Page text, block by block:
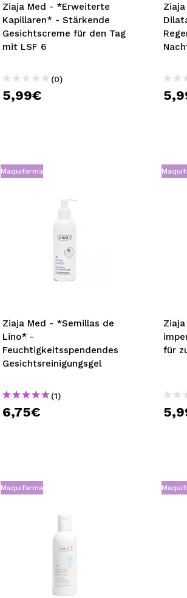
Ziaja Med - *Erweiterte
Kapillaren* - Stärkende
Gesichtscreme für den Tag
mit LSF 6
(0)
5,99€
Maquifarma
Ziaja Med - *Semillas de
Lino* -
Feuchtigkeitsspendendes
Gesichtsreinigungsgel
(1)
6,75€
für
Maquifarma